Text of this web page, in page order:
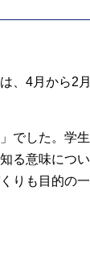
、4月から2
でした。学
る意味につ
りも目的の